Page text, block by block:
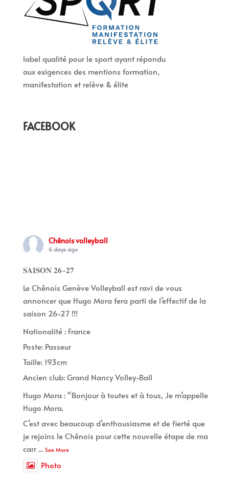
label qualité pour le sport ayant répondu
aux exigences des mentions formation,
manifestation et relève & élite
FACEBOOK
Chênois volleyball
6 days ago
𝐒𝐀𝐈𝐒𝐎𝐍 𝟐𝟔-𝟐𝟕
Le Chênois Genève Volleyball est ravi de vous
annoncer que Hugo Mora fera parti de l’effectif de la
saison 26-27 !!!
Nationalité : France
Poste: Passeur
Taille: 193cm
Ancien club: Grand Nancy Volley-Ball
Hugo Mora : “Bonjour à toutes et à tous, Je m’appelle
Hugo Mora.
C’est avec beaucoup d’enthousiasme et de fierté que
je rejoins le Chênois pour cette nouvelle étape de ma
carr... See More
Photo